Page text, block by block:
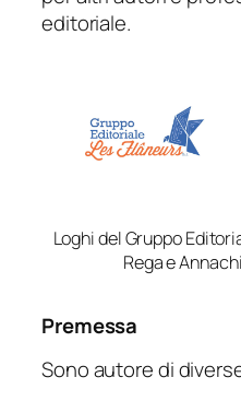
editoriale.
Loghi del Gruppo
Rega e
Premessa
Sono autore di